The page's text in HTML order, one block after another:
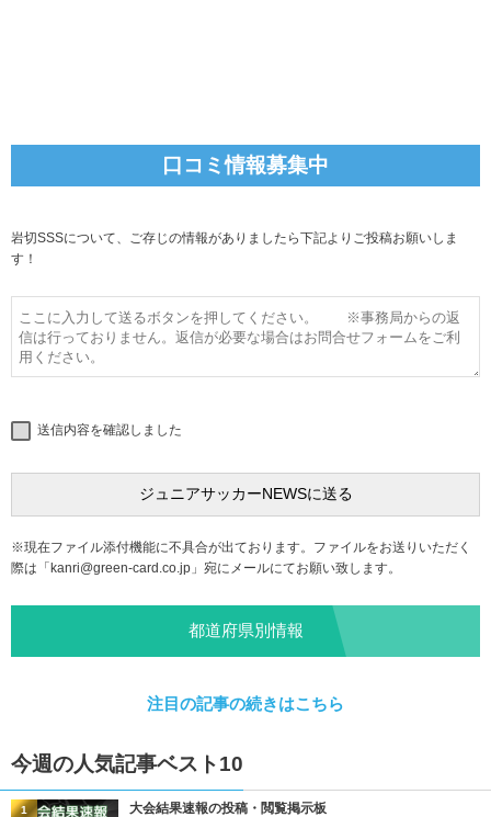
口コミ情報募集中
岩切SSSについて、ご存じの情報がありましたら下記よりご投稿お願いしま
す！
送信内容を確認しました
※現在ファイル添付機能に不具合が出ております。ファイルをお送りいただく
際は「kanri@green-card.co.jp 」宛にメールにてお願い致します。
都道府県別情報
注目の記事の続きはこちら
今週の人気記事ベスト10
大会結果速報の投稿・閲覧掲示板
1